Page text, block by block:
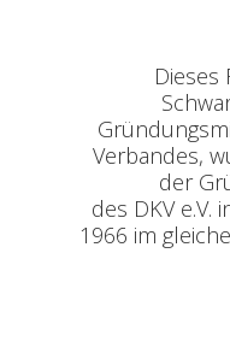
Dieses
Verbandes,
der
des DKV e.V.
1966 im